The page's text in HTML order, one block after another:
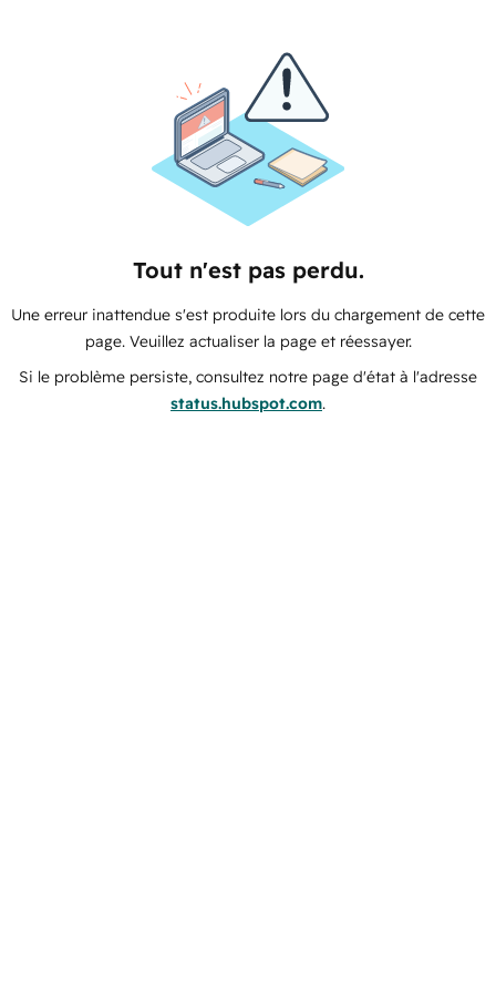
Tout n'est pas perdu.
Une erreur inattendue s'est produite lors du chargement de cette
page. Veuillez actualiser la page et réessayer.
Si le problème persiste, consultez notre page d'état à l'adresse
status.hubspot.com.